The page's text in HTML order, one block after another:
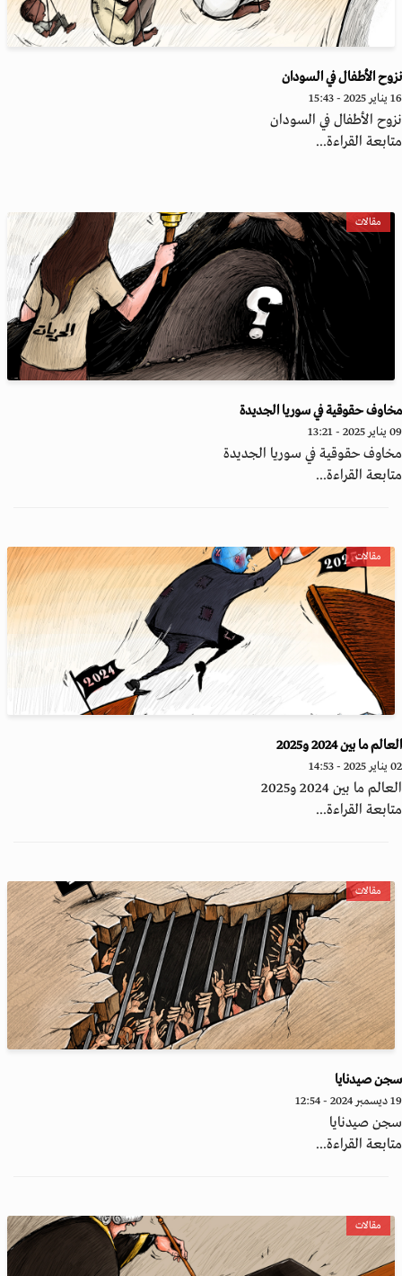
الأطفال في السودان
15:43
الأطفال في السودان
القراءة...
مقالات
حقوقية في سوريا الجديدة
- 13:21
حقوقية في سوريا الجديدة
القراءة...
مقالات
ما بين 2024 و2025
14:53
ما بين 2024 و2025
القراءة...
مقالات
صيدنايا
12:54
صيدنايا
القراءة...
مقالات